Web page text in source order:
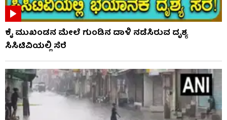
ಕೈ ಮುಖಂಡನ ಮೇಲೆ ಗುಂಡಿನ ದಾಳಿ ನಡೆಸಿರುವ ದೃಶ್ಯ
ಸಿಸಿಟಿವಿಯಲ್ಲಿ ಸೆರೆ